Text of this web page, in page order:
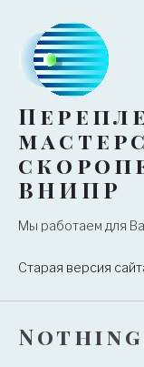
content
ВНИПР
Мы работаем для
Старая версия
Nothing